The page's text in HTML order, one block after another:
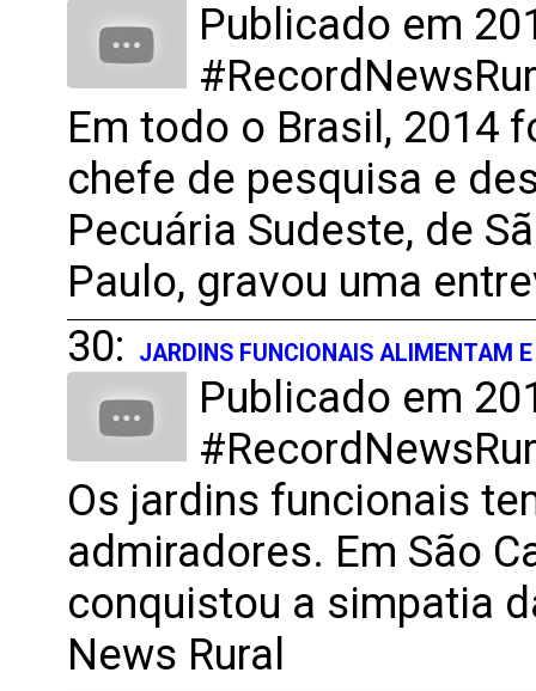
Publicado em
Em todo o Brasil, 2014
chefe de pesquisa e
Pecuária Sudeste, de
Paulo, gravou uma
30:
JARDINS FUNCIONAIS ALIMENTAM
Publicado em
Os jardins funcionais
admiradores. Em São
conquistou a simpatia
News Rural